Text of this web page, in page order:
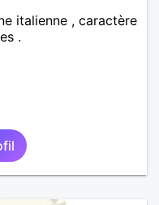
italienne , caractère
.